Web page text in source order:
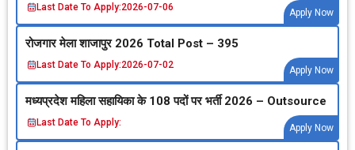
Last Date To Apply:2026-07-06
Apply Now
रोजगार मेला शाजापुर 2026 Total Post – 395
Last Date To Apply:2026-07-02
Apply Now
मध्‍यप्रदेश महिला सहायिका के 108 पदों पर भर्ती 2026 – Outsource
Last Date To Apply:
Apply Now